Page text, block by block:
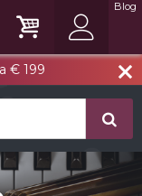
close
€ 199
Blog